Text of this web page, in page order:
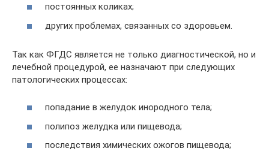
постоянных коликах;
других проблемах, связанных со здоровьем.
Так как ФГДС является не только диагностической, но и
лечебной процедурой, ее назначают при следующих
патологических процессах:
попадание в желудок инородного тела;
полипоз желудка или пищевода;
последствия химических ожогов пищевода;